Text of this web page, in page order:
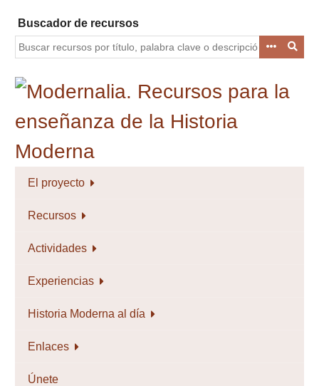
contenido
principal
Buscador de recursos
El proyecto
Recursos
Actividades
Experiencias
Historia Moderna al día
Enlaces
Únete